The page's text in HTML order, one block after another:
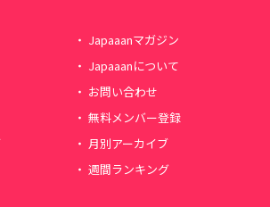
Japaaanマガジン
Japaaanについて
お問い合わせ
無料メンバー登録
月別アーカイブ
週間ランキング